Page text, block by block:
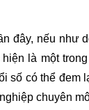
đây, nếu như
là một
số có thể
chuyên